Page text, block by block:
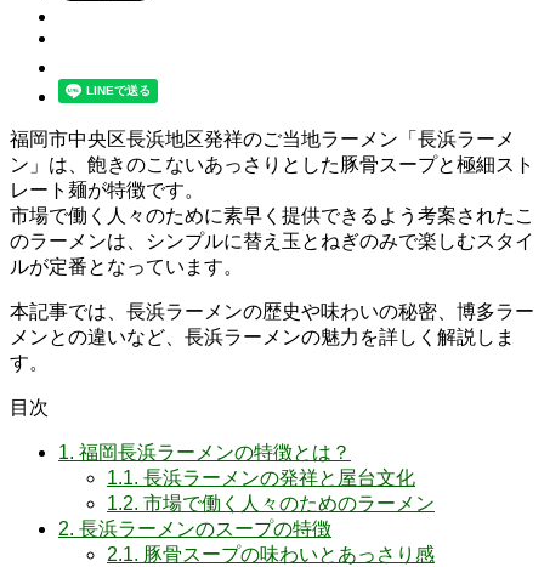
福岡市中央区長浜地区発祥のご当地ラーメン「長浜ラーメ
ン」は、飽きのこないあっさりとした豚骨スープと極細スト
レート麺が特徴です。
市場で働く人々のために素早く提供できるよう考案されたこ
のラーメンは、シンプルに替え玉とねぎのみで楽しむスタイ
ルが定番となっています。
本記事では、長浜ラーメンの歴史や味わいの秘密、博多ラー
メンとの違いなど、長浜ラーメンの魅力を詳しく解説しま
す。
目次
1. 福岡長浜ラーメンの特徴とは？
1.1. 長浜ラーメンの発祥と屋台文化
1.2. 市場で働く人々のためのラーメン
2. 長浜ラーメンのスープの特徴
2.1. 豚骨スープの味わいとあっさり感